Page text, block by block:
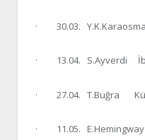
· 30.03.
· 13.04. S.Ayverdi
· 27.04. T.Buğra
· 11.05. E.Hemingway